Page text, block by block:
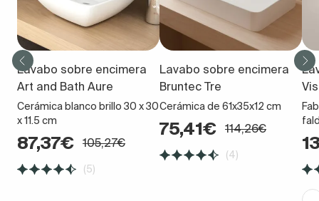
Lavabo sobre encimera
Art and Bath Aure
Cerámica blanco brillo 30 x 30
x 11.5 cm
87,37€ 105,27€
(5)
Lavabo sobre encimera
Bruntec Tre
Cerámica de 61x35x12 cm
75,41€ 114,26€
(4)